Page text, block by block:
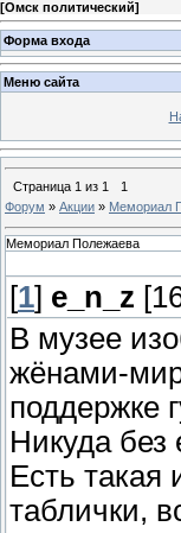
[Омск политический]
Форма входа
Меню сайта
Страница 1 из 1
1
Форум » Акции » Мемориал
Мемориал Полежаева
[1] e_n_z
В музее
жёнами-
поддержке
Никуда без
Есть такая
таблички,